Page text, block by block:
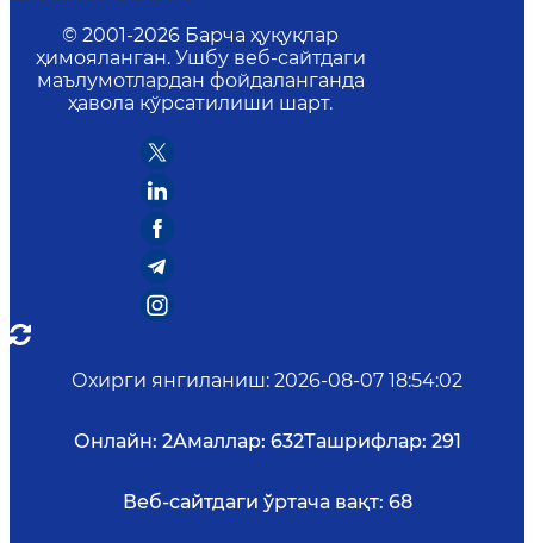
© 2001-2026 Барча ҳуқуқлар
ҳимояланган. Ушбу веб-сайтдаги
маълумотлардан фойдаланганда
ҳавола кўрсатилиши шарт.
Охирги янгиланиш: 2026-08-07 18:54:02
Онлайн: 2Амаллар: 632Ташрифлар: 291
Веб-сайтдаги ўртача вақт: 68